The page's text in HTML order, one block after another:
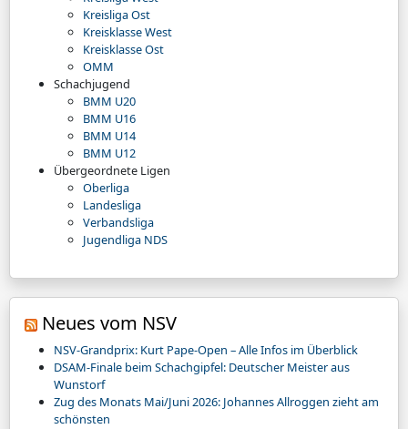
Kreisliga Ost
Kreisklasse West
Kreisklasse Ost
OMM
Schachjugend
BMM U20
BMM U16
BMM U14
BMM U12
Übergeordnete Ligen
Oberliga
Landesliga
Verbandsliga
Jugendliga NDS
Neues vom NSV
NSV-Grandprix: Kurt Pape-Open – Alle Infos im Überblick
DSAM-Finale beim Schachgipfel: Deutscher Meister aus
Wunstorf
Zug des Monats Mai/Juni 2026: Johannes Allroggen zieht am
schönsten